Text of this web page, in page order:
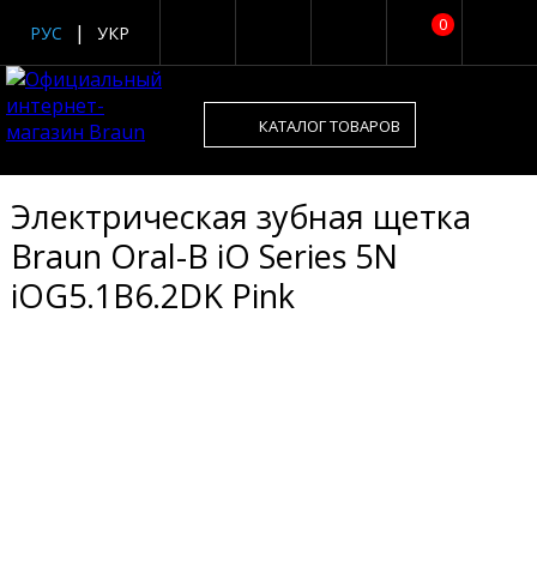
0
РУС УКР
КАТАЛОГ ТОВАРОВ
Электрическая зубная щетка
Braun Oral-B iO Series 5N
iOG5.1B6.2DK Pink